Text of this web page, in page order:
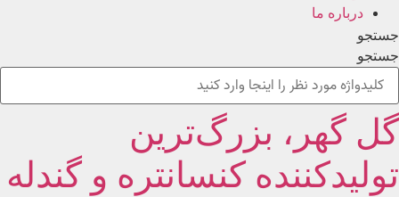
درباره ما
جستجو
جستجو
گل گهر، بزرگ‌ترین
تولیدکننده کنسانتره و گندله